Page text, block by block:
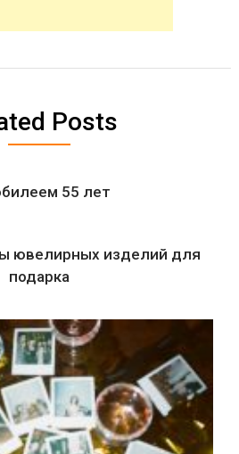
Posts
55 лет
ювелирных изделий для
подарка